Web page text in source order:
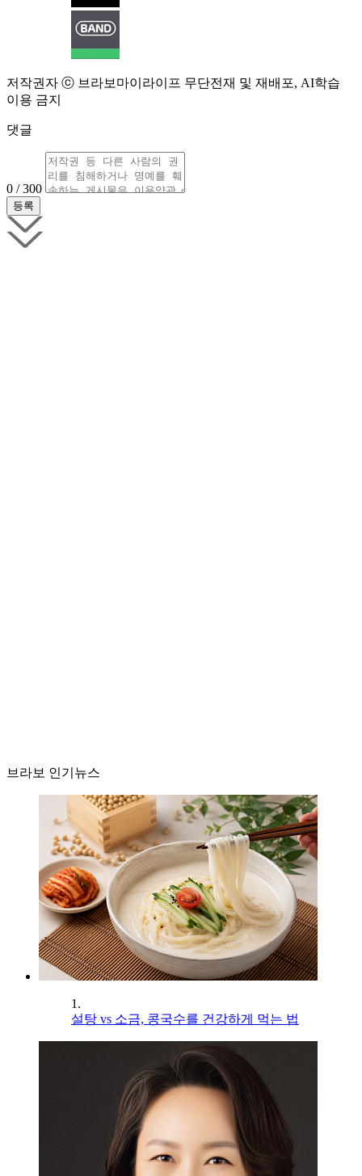
저작권자 ⓒ 브라보마이라이프 무단전재 및 재배포, AI학습
이용 금지
댓글
0 / 300
브라보 인기뉴스
1.
설탕 vs 소금, 콩국수를 건강하게 먹는 법